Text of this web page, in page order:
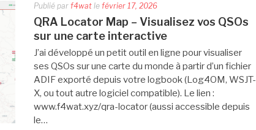
Publié par f4wat le février 17, 2026
QRA Locator Map – Visualisez vos QSOs
sur une carte interactive
J’ai développé un petit outil en ligne pour visualiser
ses QSOs sur une carte du monde à partir d’un fichier
ADIF exporté depuis votre logbook (Log4OM, WSJT-
X, ou tout autre logiciel compatible). Le lien :
www.f4wat.xyz/qra-locator (aussi accessible depuis
le…